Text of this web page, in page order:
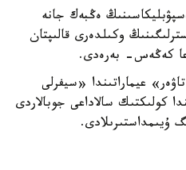
رەسپۋبليكاسىنىڭ ەڭبەك جانە
وكىلدەرى قالىپتان
كەڭەس- بەرەدى.
تاۋەر» عيماراتىندا «سيفرلى
كولىكتىك سالاداعى جوبالاردى
ۇيىمداستىرىلادى.